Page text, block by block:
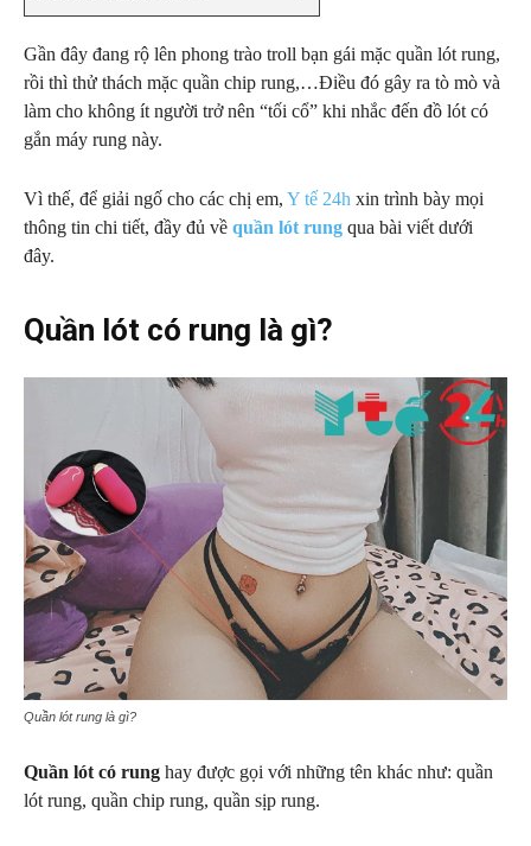
Gần đây đang rộ lên phong trào troll bạn gái mặc quần lót rung,
rồi thì thử thách mặc quần chip rung,…Điều đó gây ra tò mò và
làm cho không ít người trở nên “tối cổ” khi nhắc đến đồ lót có
gắn máy rung này.
Vì thế, để giải ngố cho các chị em, Y tế 24h xin trình bày mọi
thông tin chi tiết, đầy đủ về quần lót rung qua bài viết dưới
đây.
Quần lót có rung là gì?
Quần lót rung là gì?
Quần lót có rung hay được gọi với những tên khác như: quần
lót rung, quần chip rung, quần sịp rung.